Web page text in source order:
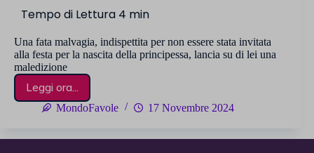
Una fata malvagia, indispettita per non essere stata invitata
alla festa per la nascita della principessa, lancia su di lei una
maledizione
Leggi ora...
Penny,
LaMondoFavole 17 Novembre 2024